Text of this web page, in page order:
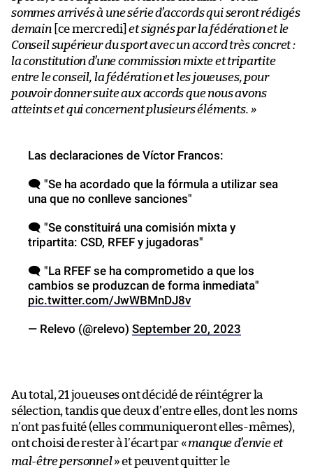
sommes arrivés à une série d’accords qui seront rédigés
demain[ce mercredi]et signés par la fédération et le
Conseil supérieur du sport avec un accord très concret :
la constitution d’une commission mixte et tripartite
entre le conseil, la fédération et les joueuses, pour
pouvoir donner suite aux accords que nous avons
atteints et qui concernent plusieurs éléments. »
Las declaraciones de Víctor Francos:
🗨 "Se ha acordado que la fórmula a utilizar sea
una que no conlleve sanciones"
🗨 "Se constituirá una comisión mixta y
tripartita: CSD, RFEF y jugadoras"
🗨 "La RFEF se ha comprometido a que los
cambios se produzcan de forma inmediata"
pic.twitter.com/JwWBMnDJ8v
— Relevo (@relevo) September 20, 2023
Au total, 21 joueuses ont décidé de réintégrer la
sélection, tandis que deux d’entre elles, dont les noms
n’ont pas fuité (elles communiqueront elles-mêmes),
ont choisi de rester à l’écart par «manque d’envie et
mal-être personnel» et peuvent quitter le